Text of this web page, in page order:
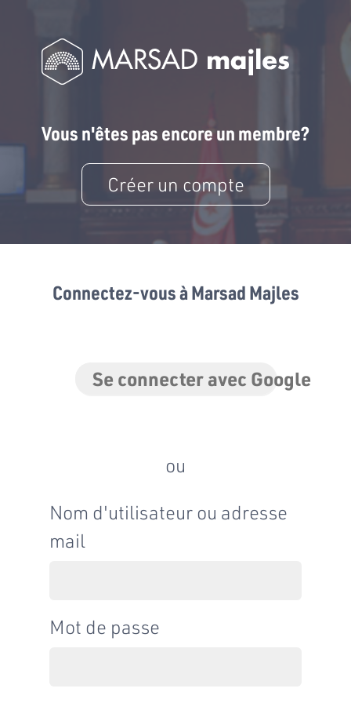
Vous n'êtes pas encore un membre?
Créer un compte
Connectez-vous à Marsad Majles
Se connecter avec Google
ou
Nom d'utilisateur ou adresse
mail
Mot de passe